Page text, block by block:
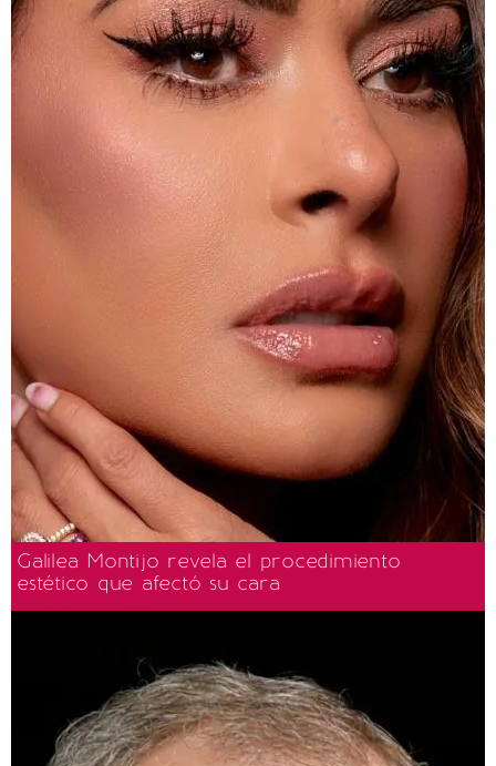
Galilea Montijo revela el procedimiento
estético que afectó su cara